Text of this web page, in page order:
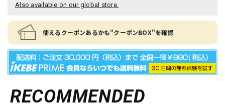
Also available on our global store.
使えるクーポンあるかも"クーポンBOX"を確認
RECOMMENDED